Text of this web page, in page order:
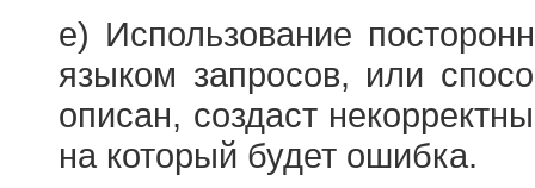
е) Использование
языком запросов, или
описан, создаст
на который будет ошибка.